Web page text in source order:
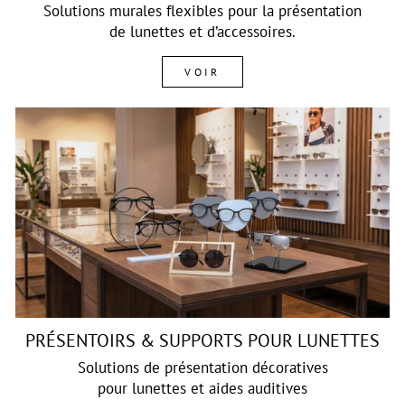
Solutions murales flexibles pour la présentation
de lunettes et d’accessoires.
VOIR
PRÉSENTOIRS & SUPPORTS POUR LUNETTES
Solutions de présentation décoratives
pour lunettes et aides auditives